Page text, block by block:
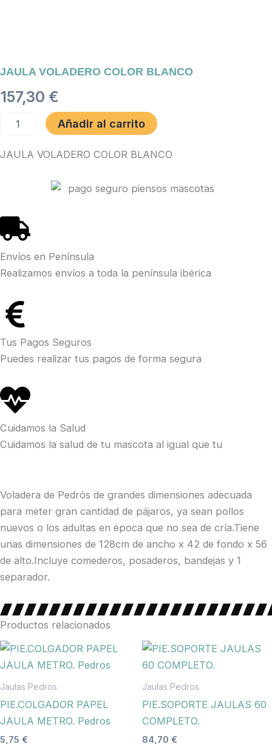
JAULA VOLADERO COLOR BLANCO
157,30 €
VOLADERO
BLANCO
Añadir al carrito
JAULA VOLADERO COLOR BLANCO
Envíos en Península
Realizamos envíos a toda la península ibérica
Tus Pagos Seguros
Puedes realizar tus pagos de forma segura
Cuidamos la Salud
Cuidamos la salud de tu mascota al igual que tu
Voladera de Pedrós de grandes dimensiones adecuada
para meter gran cantidad de pájaros, ya sean pollos
nuevos o los adultas en época que no sea de cría.Tiene
unas dimensiones de 128cm de ancho x 42 de fondo x 56
de alto.Incluye comederos, posaderos, bandejas y 1
separador.
Productos relacionados
Jaulas Pedros
PIE.COLGADOR PAPEL
JAULA METRO. Pedros
5,75 €
Jaulas Pedros
PIE.SOPORTE JAULAS 60
COMPLETO.
84,70 €